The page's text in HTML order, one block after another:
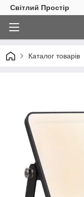
Світлий Простір
Каталог товарів